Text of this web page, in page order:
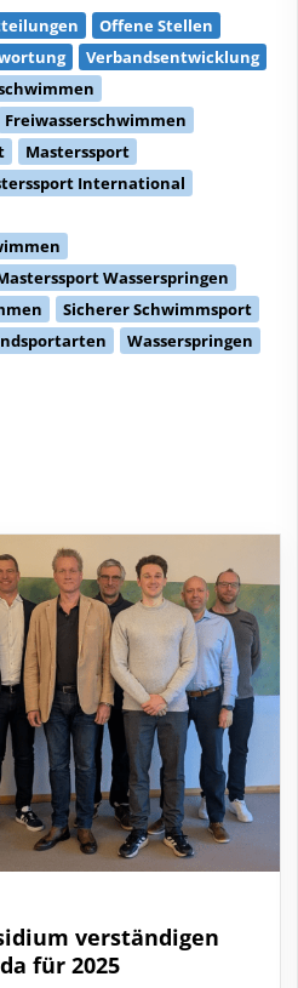
Offene Stellen
Verbandsentwicklung
Freiwasserschwimmen
Masterssport
International
Wasserspringen
Sicherer Schwimmsport
Wasserspringen
verständigen
für 2025